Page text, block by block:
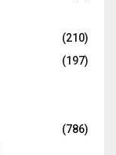
(210)
(197)
(786)